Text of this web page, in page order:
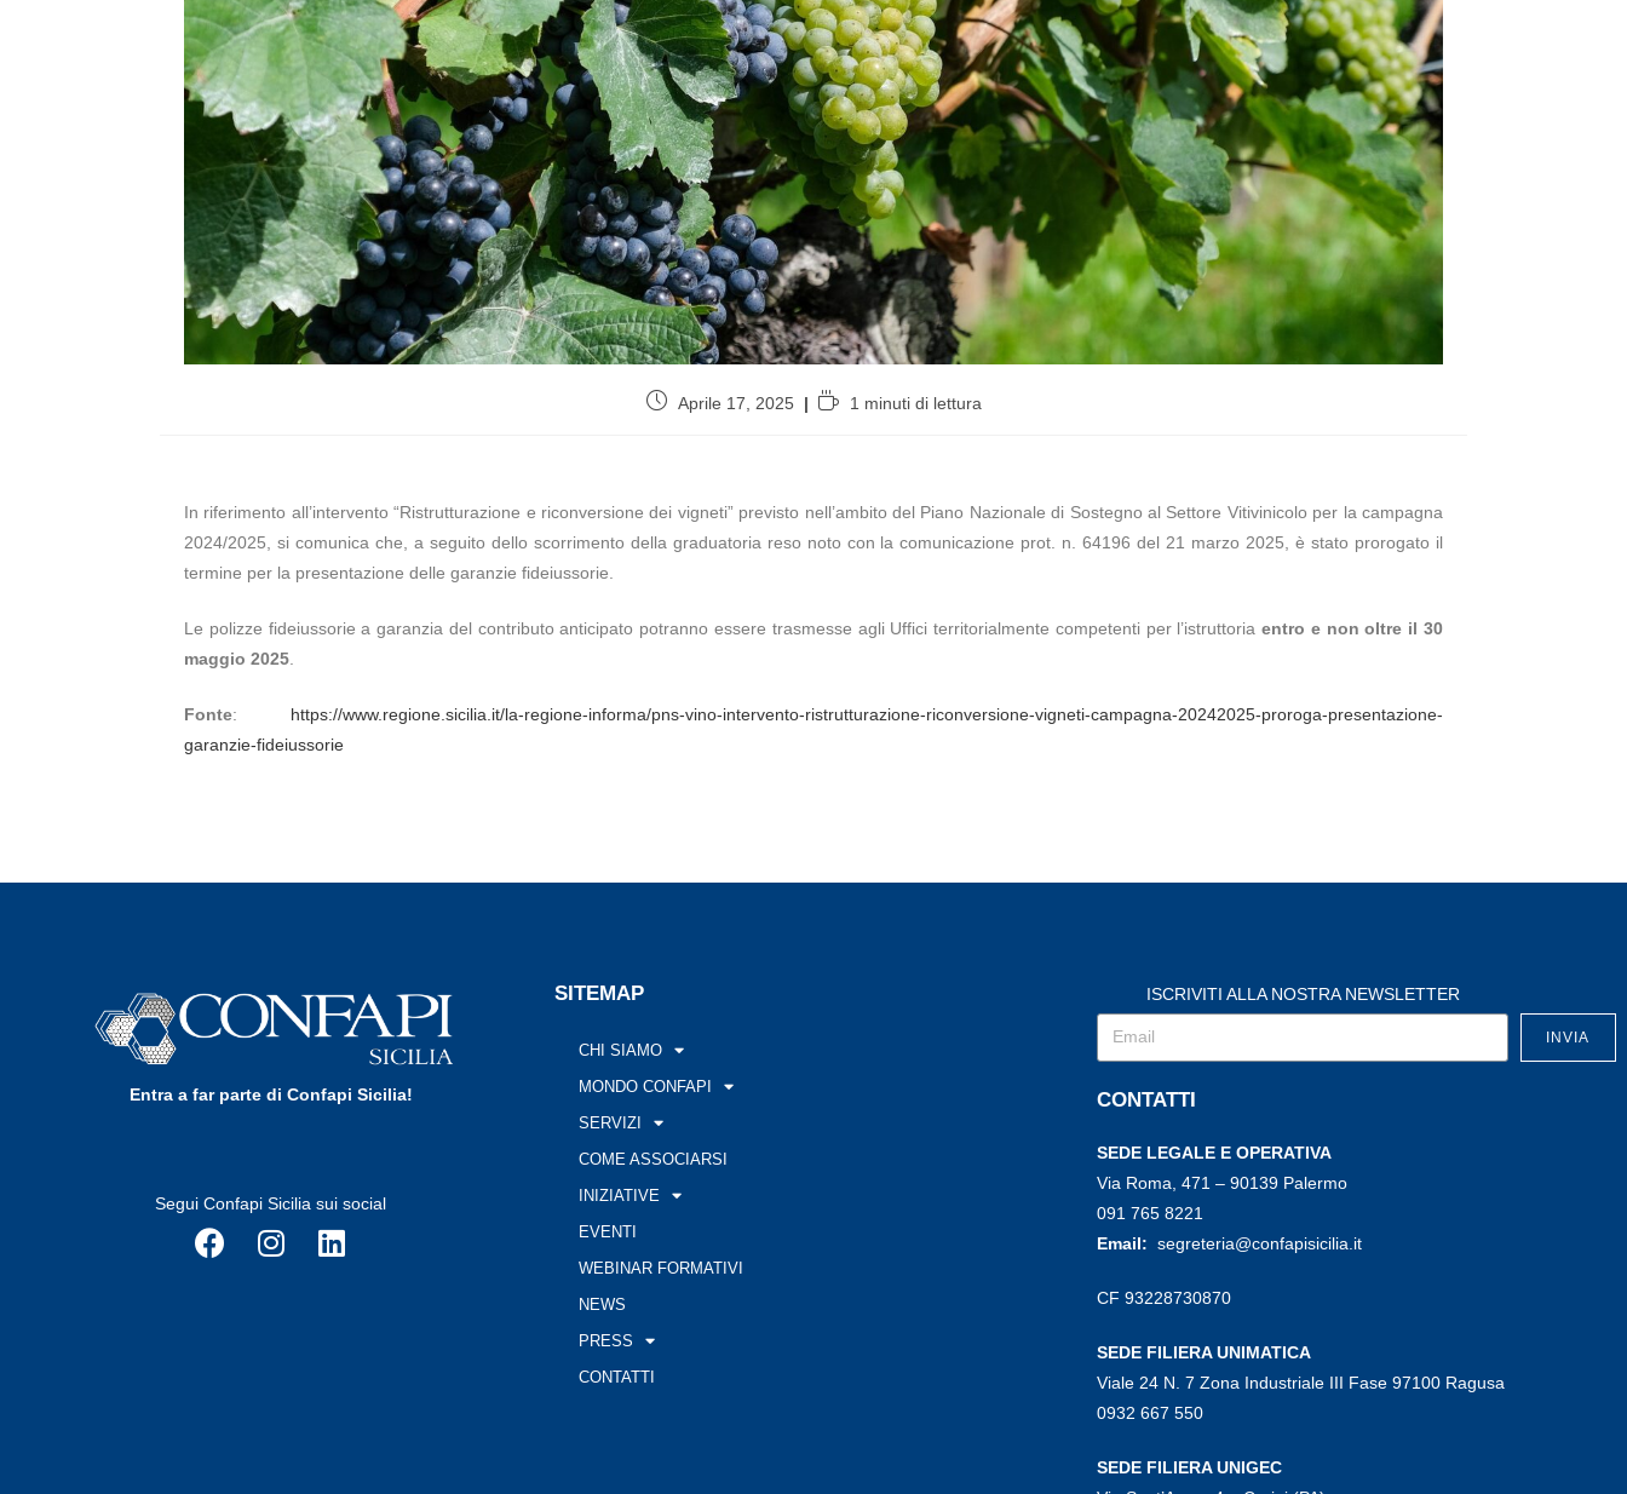
Aprile 17, 2025 1 minuti di lettura
In riferimento all’intervento “Ristrutturazione e riconversione dei vigneti” previsto nell’ambito del Piano Nazionale di Sostegno al Settore Vitivinicolo per la campagna
2024/2025, si comunica che, a seguito dello scorrimento della graduatoria reso noto con la comunicazione prot. n. 64196 del 21 marzo 2025, è stato prorogato il
termine per la presentazione delle garanzie fideiussorie.
Le polizze fideiussorie a garanzia del contributo anticipato potranno essere trasmesse agli Uffici territorialmente competenti per l’istruttoriaentro e non oltre il 30
maggio 2025
Fonte: https://www.regione.sicilia.it/la-regione-informa/pns-vino-intervento-ristrutturazione-riconversione-vigneti-campagna-20242025-proroga-presentazione-
garanzie-fideiussorie
Entra a far parte di Confapi Sicilia!
Segui Confapi Sicilia sui social
SITEMAP
CHI SIAMO
MONDO CONFAPI
SERVIZI
COME ASSOCIARSI
INIZIATIVE
EVENTI
WEBINAR FORMATIVI
NEWS
PRESS
CONTATTI
ISCRIVITI ALLA NOSTRA NEWSLETTER
INVIA
CONTATTI
SEDE LEGALE E OPERATIVA
Via Roma, 471 – 90139 Palermo
091 765 8221
Email: segreteria@confapisicilia.it
CF 93228730870
SEDE FILIERA UNIMATICA
Viale 24 N. 7 Zona Industriale III Fase 97100 Ragusa
0932 667 550
SEDE FILIERA UNIGEC